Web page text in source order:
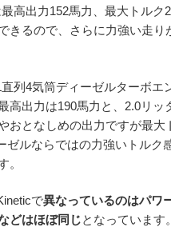
高出力152馬力、最大トルク
きるので、さらに力強い走り
列4気筒ディーゼルターボエ
高出力は190馬力と、2.0リッ
おとなしめの出力ですが最大
ゼルならではの力強いトルク
。
で異なっているのはパワ
どはほぼ同じとなっています